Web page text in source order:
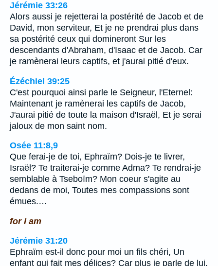
Jérémie 33:26
Alors aussi je rejetterai la postérité de Jacob et de
David, mon serviteur, Et je ne prendrai plus dans
sa postérité ceux qui domineront Sur les
descendants d'Abraham, d'Isaac et de Jacob. Car
je ramènerai leurs captifs, et j'aurai pitié d'eux.
Ézéchiel 39:25
C'est pourquoi ainsi parle le Seigneur, l'Eternel:
Maintenant je ramènerai les captifs de Jacob,
J'aurai pitié de toute la maison d'Israël, Et je serai
jaloux de mon saint nom.
Osée 11:8,9
Que ferai-je de toi, Ephraïm? Dois-je te livrer,
Israël? Te traiterai-je comme Adma? Te rendrai-je
semblable à Tseboïm? Mon coeur s'agite au
dedans de moi, Toutes mes compassions sont
émues.…
for I am
Jérémie 31:20
Ephraïm est-il donc pour moi un fils chéri, Un
enfant qui fait mes délices? Car plus je parle de lui,